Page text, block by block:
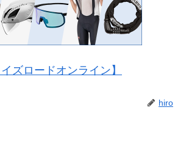
イズロードオンライン】
hiro